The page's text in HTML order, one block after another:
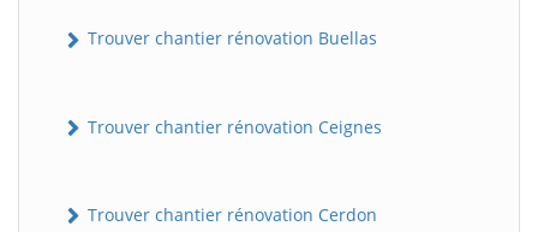
Trouver chantier rénovation Buellas
Trouver chantier rénovation Ceignes
Trouver chantier rénovation Cerdon